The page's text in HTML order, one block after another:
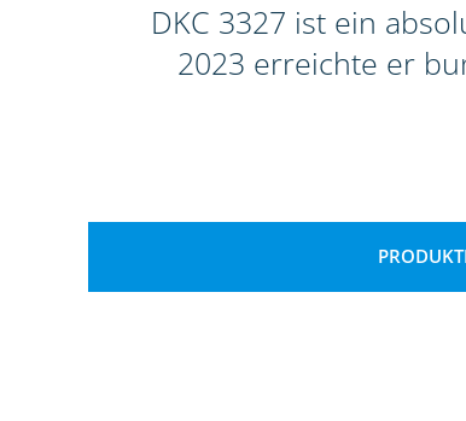
DKC 3327 ist ein
2023 erreichte er